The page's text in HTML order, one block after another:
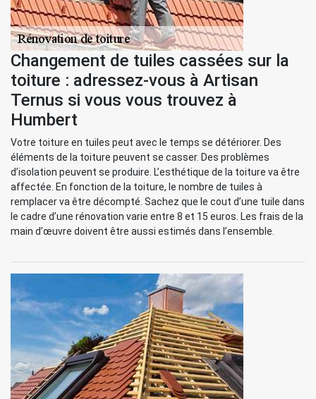
Changement de tuiles cassées sur la
toiture : adressez-vous à Artisan
Ternus si vous vous trouvez à
Humbert
Votre toiture en tuiles peut avec le temps se détériorer. Des
éléments de la toiture peuvent se casser. Des problèmes
d’isolation peuvent se produire. L’esthétique de la toiture va être
affectée. En fonction de la toiture, le nombre de tuiles à
remplacer va être décompté. Sachez que le cout d’une tuile dans
le cadre d’une rénovation varie entre 8 et 15 euros. Les frais de la
main d’œuvre doivent être aussi estimés dans l’ensemble.